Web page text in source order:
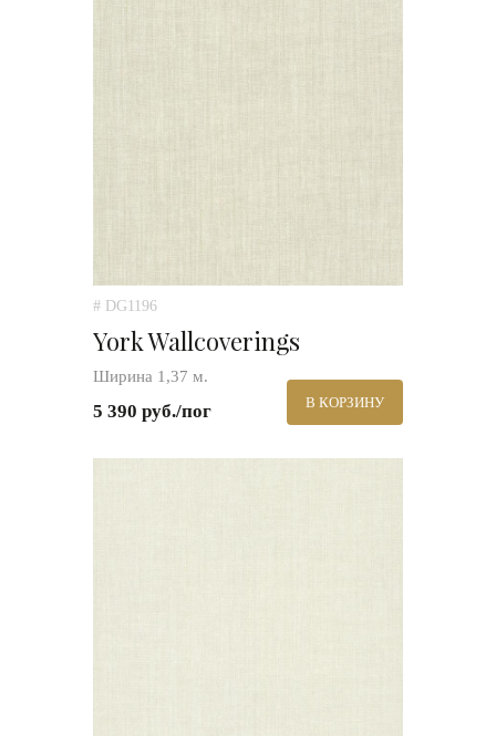
# DG1196
York Wallcoverings
Ширина 1,37 м.
5 390 руб./пог В КОРЗИНУ